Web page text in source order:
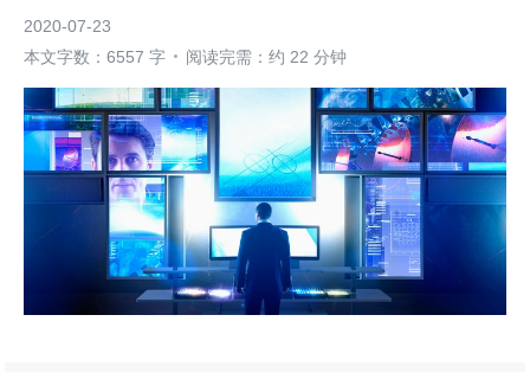
2020-07-23
本文字数：6557 字
阅读完需：约 22 分钟